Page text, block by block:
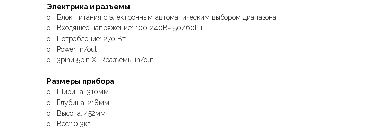
Электрика и разъемы
o Блок питания с электронным автоматическим выбором диапазона
o Входящее напряжение: 100-240В~ 50/60Гц
o Потребление: 270 Вт
o Power in/out
o 3pinи 5pin XLRразъемы in/out,
Размеры прибора
o Ширина: 310мм
o Глубина: 218мм
o Высота: 452мм
o Вес:10,3кг